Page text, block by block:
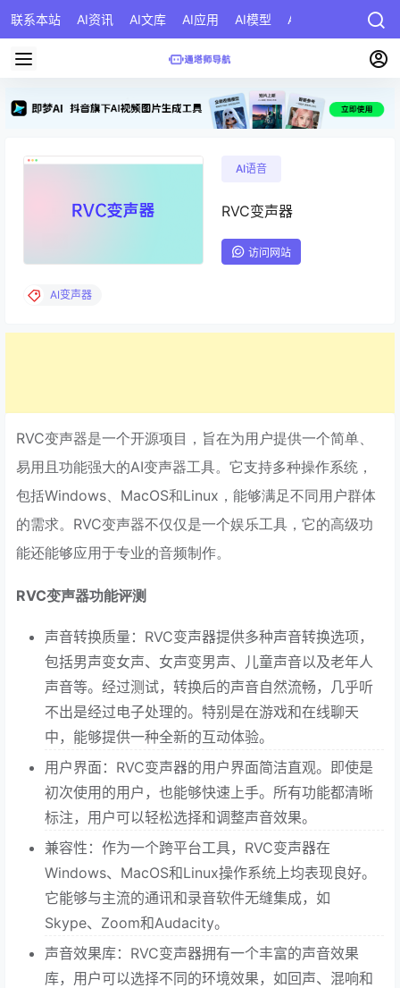
联系本站 AI资讯 AI文库 AI应用 AI模型 AI公司 AI提示词
AI语音
RVC变声器
访问网站
AI变声器
RVC变声器是一个开源项目，旨在为用户提供一个简单、
易用且功能强大的AI变声器工具。它支持多种操作系统，
包括Windows、MacOS和Linux，能够满足不同用户群体
的需求。RVC变声器不仅仅是一个娱乐工具，它的高级功
能还能够应用于专业的音频制作。
RVC变声器功能评测
声音转换质量：RVC变声器提供多种声音转换选项，
包括男声变女声、女声变男声、儿童声音以及老年人
声音等。经过测试，转换后的声音自然流畅，几乎听
不出是经过电子处理的。特别是在游戏和在线聊天
中，能够提供一种全新的互动体验。
用户界面：RVC变声器的用户界面简洁直观。即使是
初次使用的用户，也能够快速上手。所有功能都清晰
标注，用户可以轻松选择和调整声音效果。
兼容性：作为一个跨平台工具，RVC变声器在
Windows、MacOS和Linux操作系统上均表现良好。
它能够与主流的通讯和录音软件无缝集成，如
Skype、Zoom和Audacity。
声音效果库：RVC变声器拥有一个丰富的声音效果
库，用户可以选择不同的环境效果，如回声、混响和